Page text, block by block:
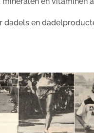
dadels en